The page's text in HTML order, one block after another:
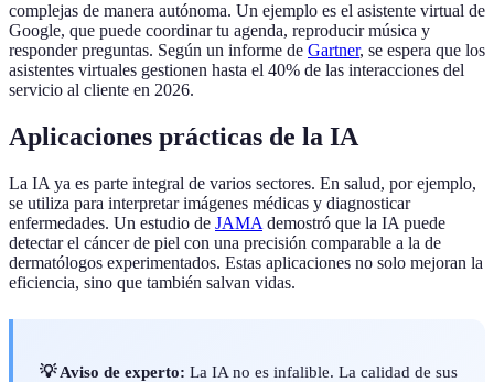
complejas de manera autónoma. Un ejemplo es el asistente virtual de
Google, que puede coordinar tu agenda, reproducir música y
responder preguntas. Según un informe de Gartner, se espera que los
asistentes virtuales gestionen hasta el 40% de las interacciones del
servicio al cliente en 2026.
Aplicaciones prácticas de la IA
La IA ya es parte integral de varios sectores. En salud, por ejemplo,
se utiliza para interpretar imágenes médicas y diagnosticar
enfermedades. Un estudio de JAMA demostró que la IA puede
detectar el cáncer de piel con una precisión comparable a la de
dermatólogos experimentados. Estas aplicaciones no solo mejoran la
eficiencia, sino que también salvan vidas.
💡 Aviso de experto: La IA no es infalible. La calidad de sus